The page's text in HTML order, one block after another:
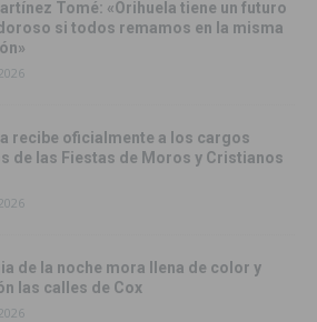
Tomé: «Orihuela tiene un futuro
si todos remamos en la misma
recibe oficialmente a los cargos
de las Fiestas de Moros y Cristianos
de la noche mora llena de color y
las calles de Cox